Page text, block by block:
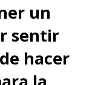
un
sentir
hacer